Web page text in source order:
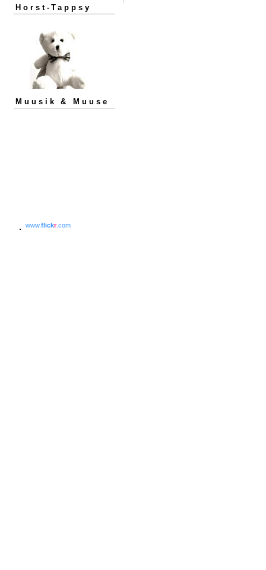
Horst-Tappsy
Muusik & Muuse
www.flickr.com